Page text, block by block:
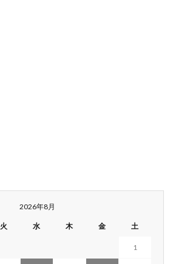
2026年8月
火 水 木 金 土
1